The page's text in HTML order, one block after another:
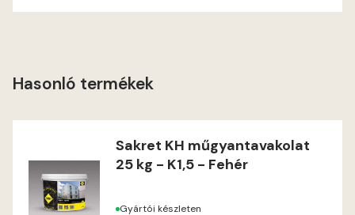
Mango B
Hasonló termékek
Sakret KH műgyantavakolat
25 kg - K1,5 - Fehér
Gyártói készleten